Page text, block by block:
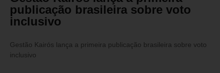
publicação brasileira sobre voto
inclusivo
Gestão Kairós lança a primeira publicação brasileira sobre voto
inclusivo